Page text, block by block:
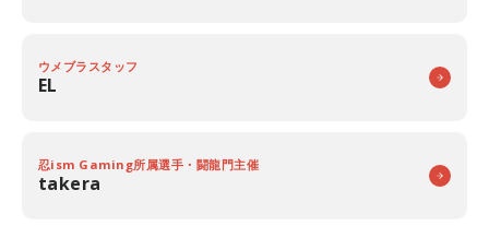
ウメブラスタッフ
EL
忍ism Gaming所属選手・闘龍門主催
takera